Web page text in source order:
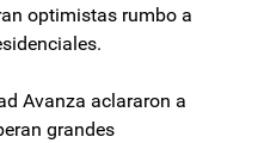
optimistas rumbo a
Avanza aclararon a
grandes